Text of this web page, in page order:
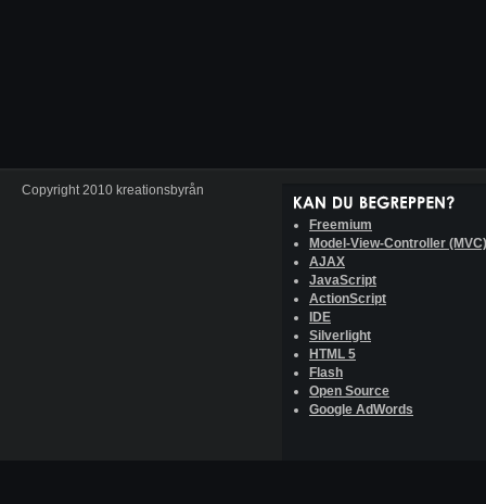
Copyright 2010 kreationsbyrån
Freemium
Model-View-Controller (MVC)
AJAX
JavaScript
ActionScript
IDE
Silverlight
HTML 5
Flash
Open Source
Google AdWords